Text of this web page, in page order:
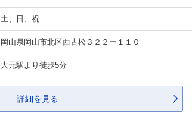
土、日、祝
岡山県岡山市北区西古松３２２ー１１０
大元駅より徒歩5分
詳細を見る